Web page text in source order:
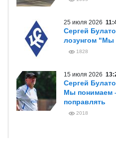
25 июля 2026
Сергей
лозунгом "Мы
1828
15 июля 2026
Сергей
Мы понимаем
поправлять
2018